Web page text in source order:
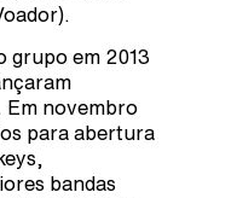
grupo em 2013
Em novembro
para abertura
bandas